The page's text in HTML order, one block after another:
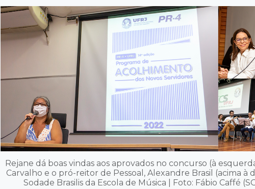
Rejane dá boas vindas aos aprovados no concurso (à
Carvalho e o pró-reitor de Pessoal, Alexandre Brasil (acima à
Sodade Brasilis da Escola de Música | Foto: Fábio Caffé